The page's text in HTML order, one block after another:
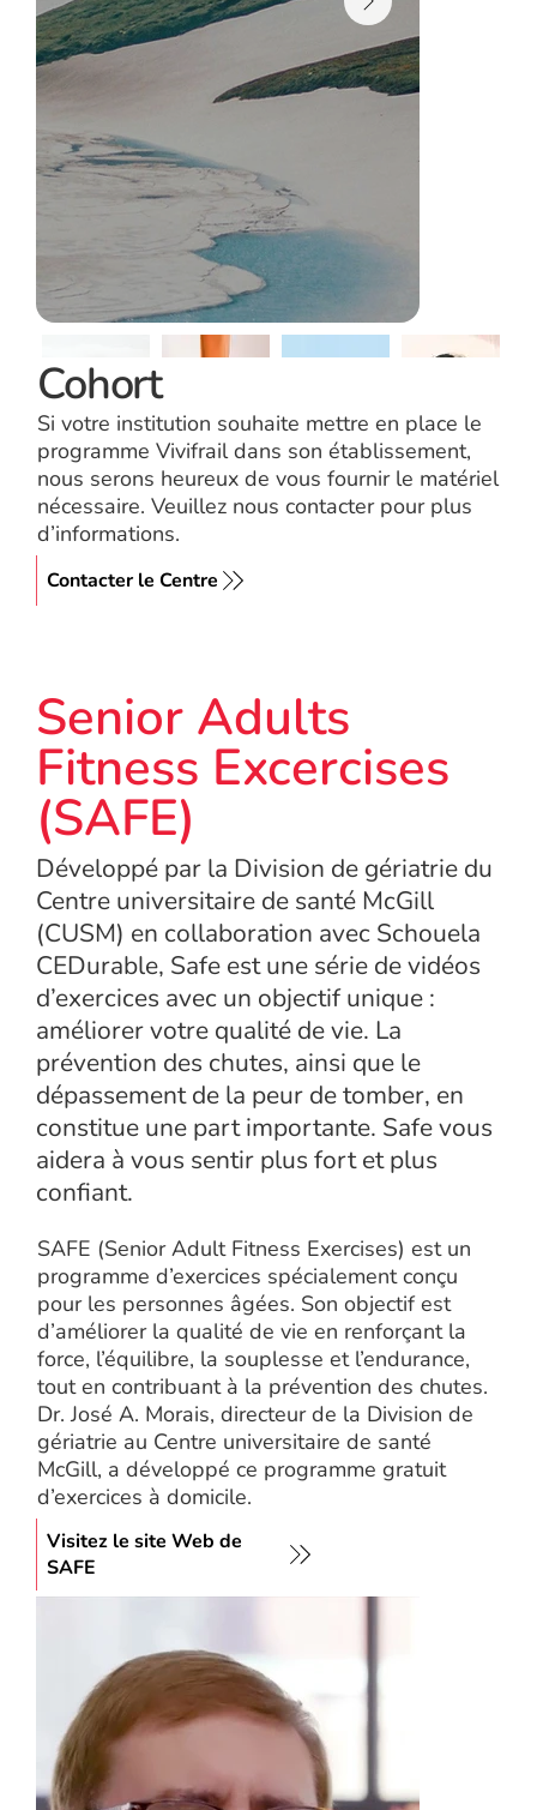
Cohort
Si votre institution souhaite mettre en place le
programme Vivifrail dans son établissement,
nous serons heureux de vous fournir le matériel
nécessaire. Veuillez nous contacter pour plus
d’informations.
Contacter le Centre
Senior Adults
Fitness Excercises
(SAFE)
Développé par la Division de gériatrie du
Centre universitaire de santé McGill
(CUSM) en collaboration avec Schouela
CEDurable, Safe est une série de vidéos
d’exercices avec un objectif unique :
améliorer votre qualité de vie. La
prévention des chutes, ainsi que le
dépassement de la peur de tomber, en
constitue une part importante. Safe vous
aidera à vous sentir plus fort et plus
confiant.
SAFE (Senior Adult Fitness Exercises) est un
programme d’exercices spécialement conçu
pour les personnes âgées. Son objectif est
d’améliorer la qualité de vie en renforçant la
force, l’équilibre, la souplesse et l’endurance,
tout en contribuant à la prévention des chutes.
Dr. José A. Morais, directeur de la Division de
gériatrie au Centre universitaire de santé
McGill, a développé ce programme gratuit
d’exercices à domicile.
Visitez le site Web de
SAFE